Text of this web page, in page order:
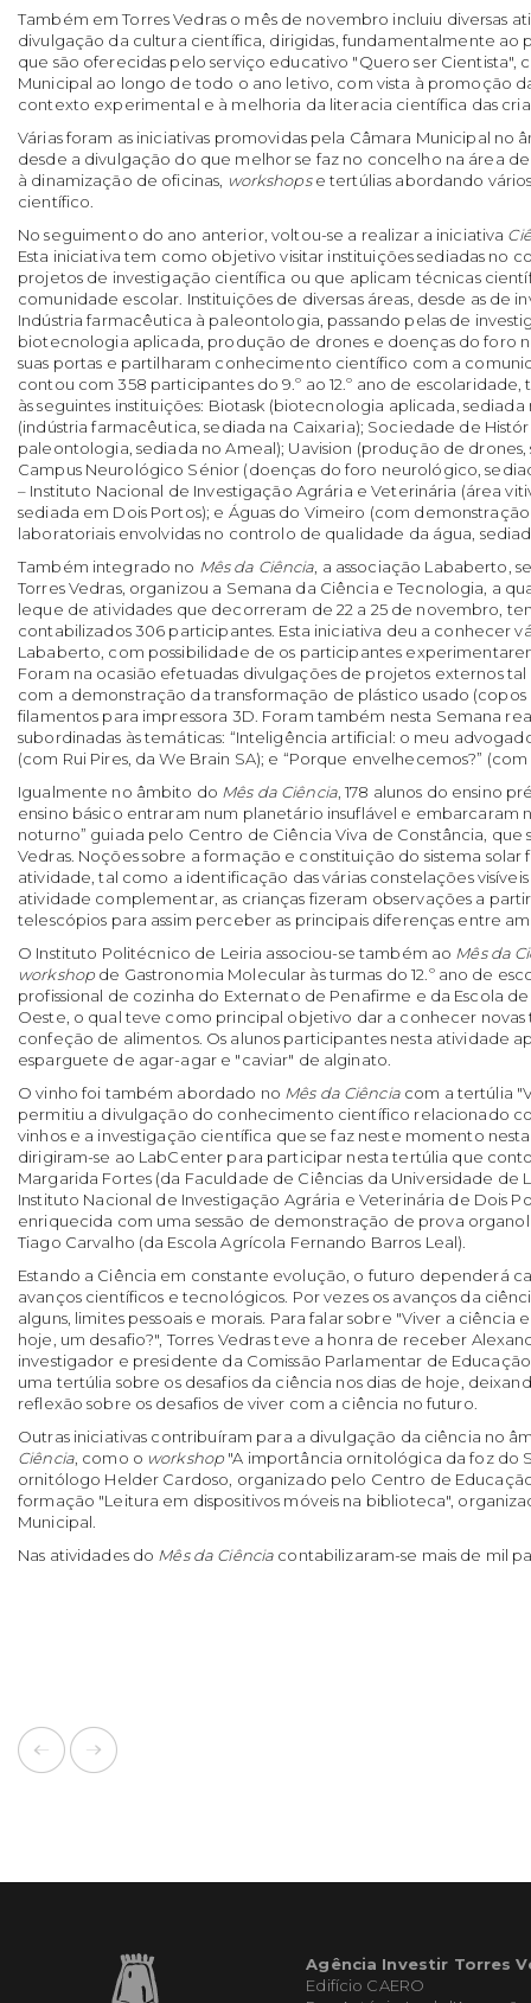
Também em Torres Vedras o mês de novembro incluiu diversas
divulgação da cultura científica, dirigidas, fundamentalmente ao
que são oferecidas pelo serviço educativo "Quero ser Cientista",
Municipal ao longo de todo o ano letivo, com vista à promoção
contexto experimental e à melhoria da literacia científica das
Várias foram as iniciativas promovidas pela Câmara Municipal no
desde a divulgação do que melhor se faz no concelho na área
à dinamização de oficinas, workshopse tertúlias abordando
científico.
No seguimento do ano anterior, voltou-se a realizar a iniciativa
Esta iniciativa tem como objetivo visitar instituições sediadas no
projetos de investigação científica ou que aplicam técnicas
comunidade escolar. Instituições de diversas áreas, desde as de
Indústria farmacêutica à paleontologia, passando pelas de
biotecnologia aplicada, produção de drones e doenças do foro
suas portas e partilharam conhecimento científico com a
contou com 358 participantes do 9.º ao 12.º ano de escolaridade,
às seguintes instituições: Biotask (biotecnologia aplicada, sediada
(indústria farmacêutica, sediada na Caixaria); Sociedade de
paleontologia, sediada no Ameal); Uavision (produção de
Campus Neurológico Sénior (doenças do foro neurológico,
– Instituto Nacional de Investigação Agrária e Veterinária (área
sediada em Dois Portos); e Águas do Vimeiro (com
laboratoriais envolvidas no controlo de qualidade da água,
Também integrado no Mês da Ciência , a associação Lababerto,
Torres Vedras, organizou a Semana da Ciência e Tecnologia, a
leque de atividades que decorreram de 22 a 25 de novembro,
contabilizados 306 participantes. Esta iniciativa deu a conhecer
Lababerto, com possibilidade de os participantes
Foram na ocasião efetuadas divulgações de projetos externos
com a demonstração da transformação de plástico usado
filamentos para impressora 3D. Foram também nesta Semana
subordinadas às temáticas: “Inteligência artificial: o meu
(com Rui Pires, da We Brain SA); e “Porque envelhecemos?”
Igualmente no âmbito do Mês da Ciência, 178 alunos do ensino
ensino básico entraram num planetário insuflável e embarcaram
noturno” guiada pelo Centro de Ciência Viva de Constância, que
Vedras. Noções sobre a formação e constituição do sistema solar
atividade, tal como a identificação das várias constelações
atividade complementar, as crianças fizeram observações a
telescópios para assim perceber as principais diferenças entre
O Instituto Politécnico de Leiria associou-se também ao Mês da
workshop de Gastronomia Molecular às turmas do 12.º ano de
profissional de cozinha do Externato de Penafirme e da Escola
Oeste, o qual teve como principal objetivo dar a conhecer
confeção de alimentos. Os alunos participantes nesta atividade
esparguete de agar-agar e "caviar" de alginato.
O vinho foi também abordado no Mês da Ciênciacom a tertúlia
permitiu a divulgação do conhecimento científico relacionado
vinhos e a investigação científica que se faz neste momento nesta
dirigiram-se ao LabCenter para participar nesta tertúlia que
Margarida Fortes (da Faculdade de Ciências da Universidade de
Instituto Nacional de Investigação Agrária e Veterinária de Dois
enriquecida com uma sessão de demonstração de prova
Tiago Carvalho (da Escola Agrícola Fernando Barros Leal).
Estando a Ciência em constante evolução, o futuro dependerá
avanços científicos e tecnológicos. Por vezes os avanços da
alguns, limites pessoais e morais. Para falar sobre "Viver a ciência
hoje, um desafio?", Torres Vedras teve a honra de receber
investigador e presidente da Comissão Parlamentar de
uma tertúlia sobre os desafios da ciência nos dias de hoje,
reflexão sobre os desafios de viver com a ciência no futuro.
Outras iniciativas contribuíram para a divulgação da ciência no
Ciência, como o workshop "A importância ornitológica da foz do
ornitólogo Helder Cardoso, organizado pelo Centro de
formação "Leitura em dispositivos móveis na biblioteca",
Municipal.
Nas atividades do Mês da Ciência contabilizaram-se mais de mil
Agência Investir Torres
Edifício CAERO